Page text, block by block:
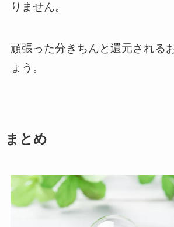
りません。
頑張った分きちんと還元される
ょう。
まとめ